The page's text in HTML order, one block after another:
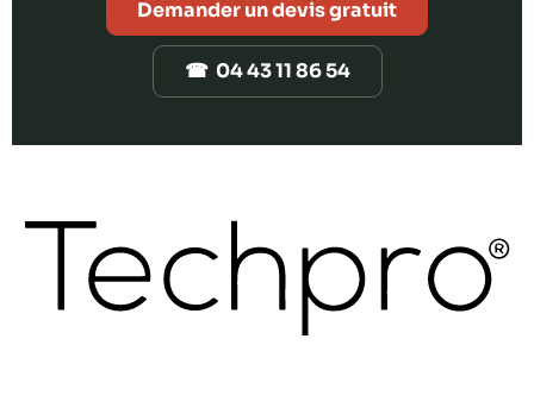
Demander un devis gratuit
☎ 04 43 11 86 54